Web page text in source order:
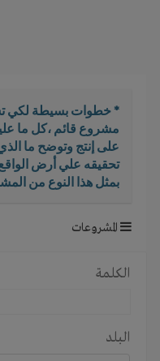
* خطوات بسيطة لكي
مشروع قائم ،كل ما
على إنتج وتوضح ما
تحقيقه علي أرض
بمثل هذا النوع من
المشروعات
الكلمة
البلد